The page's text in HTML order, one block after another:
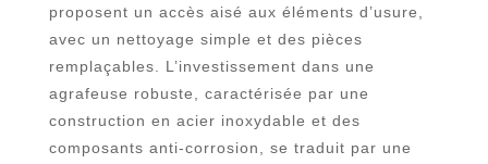
proposent un accès aisé aux éléments d’usure,
avec un nettoyage simple et des pièces
remplaçables. L’investissement dans une
agrafeuse robuste, caractérisée par une
construction en acier inoxydable et des
composants anti-corrosion, se traduit par une